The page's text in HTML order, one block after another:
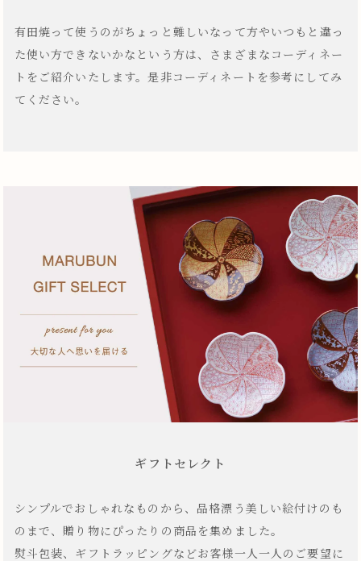
有田焼って使うのがちょっと難しいなって方やいつもと違っ
た使い方できないかなという方は、さまざまなコーディネー
トをご紹介いたします。是非コーディネートを参考にしてみ
てください。
ギフトセレクト
シンプルでおしゃれなものから、品格漂う美しい絵付けのも
のまで、贈り物にぴったりの商品を集めました。
熨斗包装、ギフトラッピングなどお客様一人一人のご要望に